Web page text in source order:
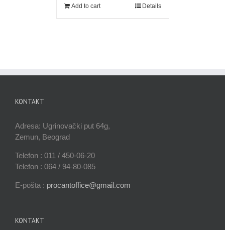
Add to cart Details
KONTAKT
Adresa: Ugrinovački put 64g,
Zemun, Beograd
Telefon : 011 / 450-06-20
Telefon : 064 / 94-80-085
E-pošta : procantoffice@gmail.com
KONTAKT